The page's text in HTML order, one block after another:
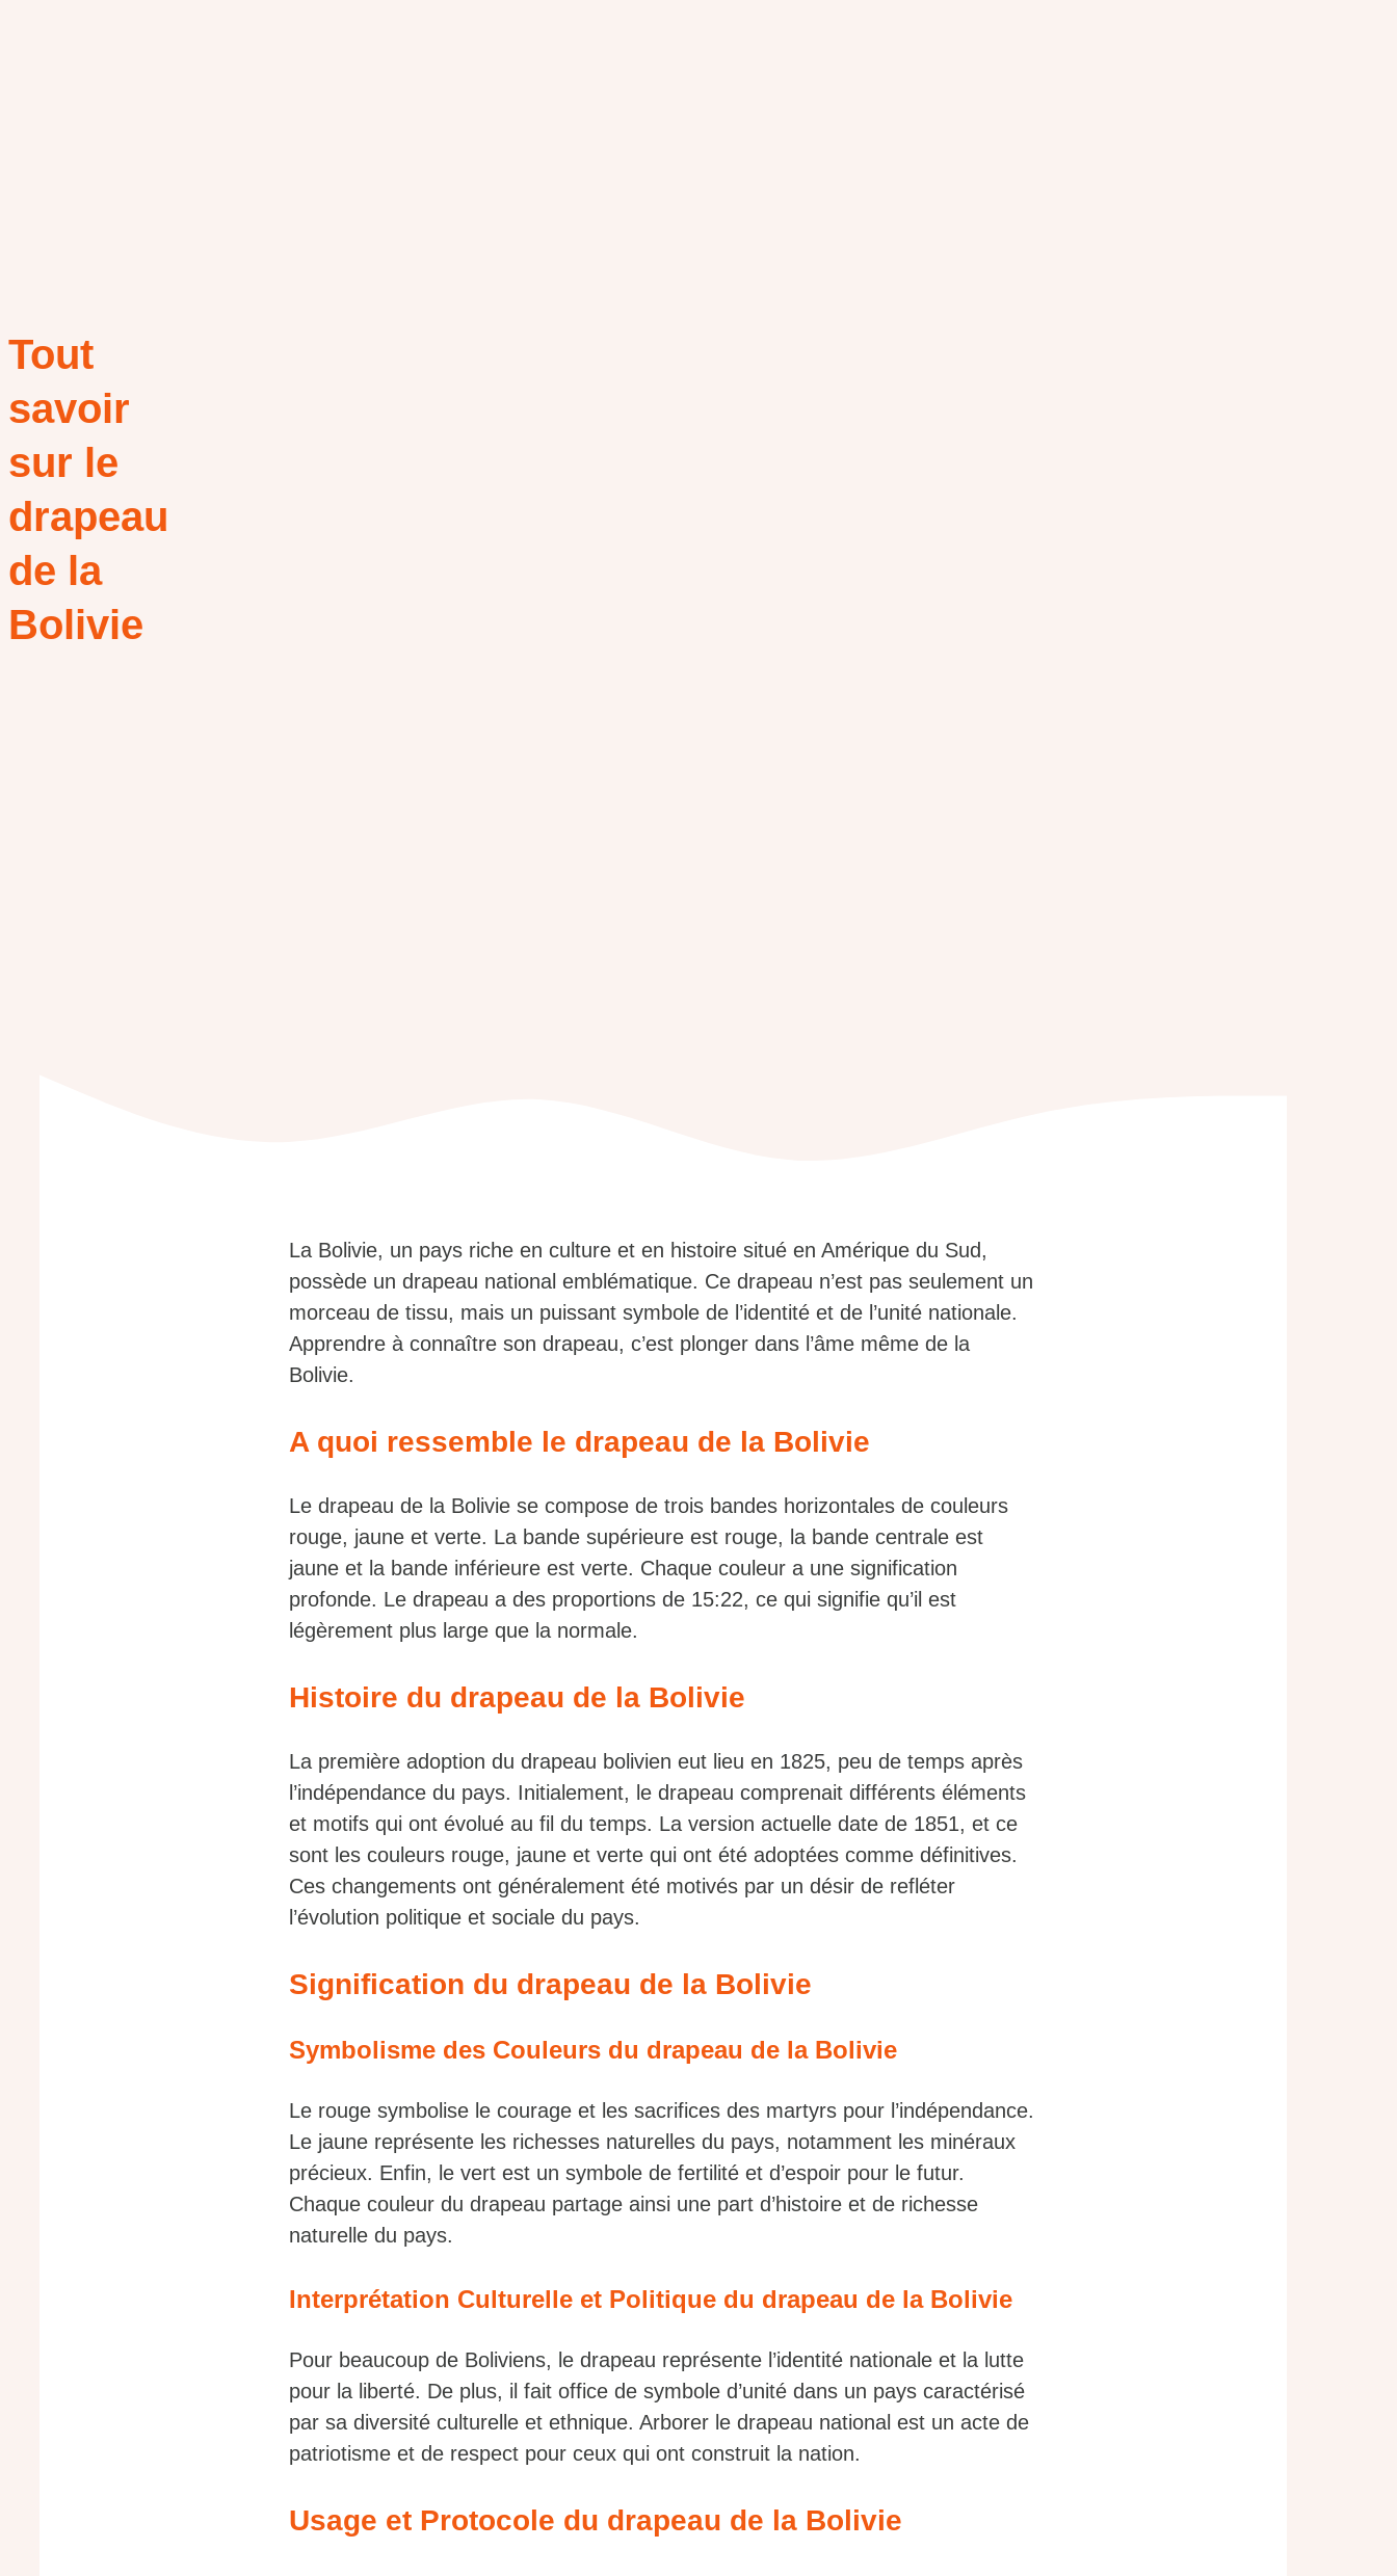
Tout
savoir
sur le
drapeau
de la
Bolivie
La Bolivie, un pays riche en culture et en histoire situé en Amérique du Sud,
possède un drapeau national emblématique. Ce drapeau n’est pas seulement un
morceau de tissu, mais un puissant symbole de l’identité et de l’unité nationale.
Apprendre à connaître son drapeau, c’est plonger dans l’âme même de la
Bolivie.
A quoi ressemble le drapeau de la Bolivie
Le drapeau de la Bolivie se compose de trois bandes horizontales de couleurs
rouge, jaune et verte. La bande supérieure est rouge, la bande centrale est
jaune et la bande inférieure est verte. Chaque couleur a une signification
profonde. Le drapeau a des proportions de 15:22, ce qui signifie qu’il est
légèrement plus large que la normale.
Histoire du drapeau de la Bolivie
La première adoption du drapeau bolivien eut lieu en 1825, peu de temps après
l’indépendance du pays. Initialement, le drapeau comprenait différents éléments
et motifs qui ont évolué au fil du temps. La version actuelle date de 1851, et ce
sont les couleurs rouge, jaune et verte qui ont été adoptées comme définitives.
Ces changements ont généralement été motivés par un désir de refléter
l’évolution politique et sociale du pays.
Signification du drapeau de la Bolivie
Symbolisme des Couleurs du drapeau de la Bolivie
Le rouge symbolise le courage et les sacrifices des martyrs pour l’indépendance.
Le jaune représente les richesses naturelles du pays, notamment les minéraux
précieux. Enfin, le vert est un symbole de fertilité et d’espoir pour le futur.
Chaque couleur du drapeau partage ainsi une part d’histoire et de richesse
naturelle du pays.
Interprétation Culturelle et Politique du drapeau de la Bolivie
Pour beaucoup de Boliviens, le drapeau représente l’identité nationale et la lutte
pour la liberté. De plus, il fait office de symbole d’unité dans un pays caractérisé
par sa diversité culturelle et ethnique. Arborer le drapeau national est un acte de
patriotisme et de respect pour ceux qui ont construit la nation.
Usage et Protocole du drapeau de la Bolivie